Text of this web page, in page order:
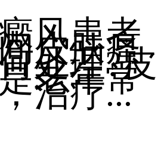
风患者
皮肤瘙
处理?皮
老年常
治疗...